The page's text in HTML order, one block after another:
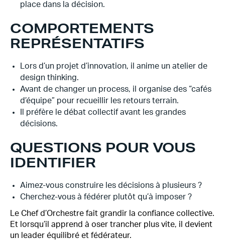
place dans la décision.
COMPORTEMENTS
REPRÉSENTATIFS
Lors d’un projet d’innovation, il anime un atelier de
design thinking.
Avant de changer un process, il organise des “cafés
d’équipe” pour recueillir les retours terrain.
Il préfère le débat collectif avant les grandes
décisions.
QUESTIONS POUR VOUS
IDENTIFIER
Aimez-vous construire les décisions à plusieurs ?
Cherchez-vous à fédérer plutôt qu’à imposer ?
Le Chef d’Orchestre fait grandir la confiance collective.
Et lorsqu’il apprend à oser trancher plus vite, il devient
un leader équilibré et fédérateur.